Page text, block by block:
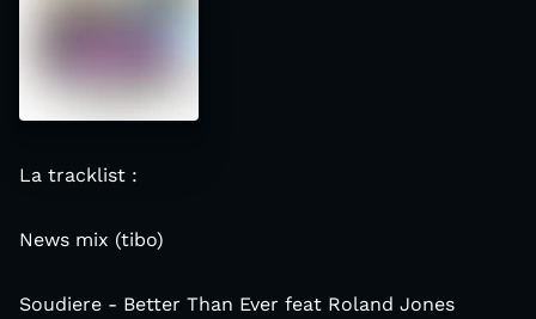
La tracklist :
News mix (tibo)
Soudiere - Better Than Ever feat Roland Jones